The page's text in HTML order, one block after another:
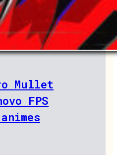
Mullet
FPS